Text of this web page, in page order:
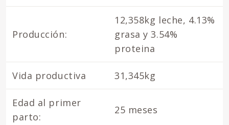
Producción:
12,358kg leche, 4.13%
grasa y 3.54%
proteina
Vida productiva 31,345kg
Edad al primer
parto:
25 meses